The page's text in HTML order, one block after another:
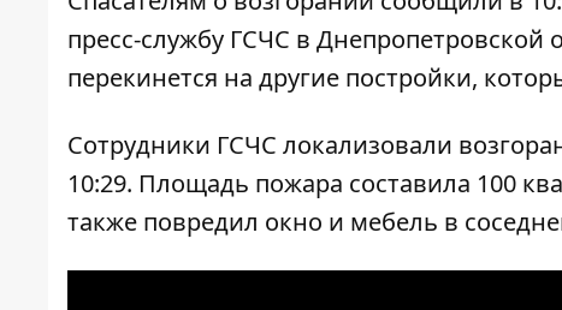
пресс-службу ГСЧС в Днепропетровской
перекинется на другие постройки,
Сотрудники ГСЧС локализовали
10:29. Площадь пожара составила 100
также повредил окно и мебель в